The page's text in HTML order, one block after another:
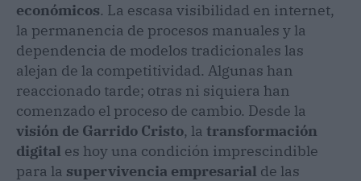
económicos. La escasa visibilidad en internet,
la permanencia de procesos manuales y la
dependencia de modelos tradicionales las
alejan de la competitividad. Algunas han
reaccionado tarde; otras ni siquiera han
comenzado el proceso de cambio. Desde la
visión de Garrido Cristo, la transformación
digital es hoy una condición imprescindible
para la supervivencia empresarial de las